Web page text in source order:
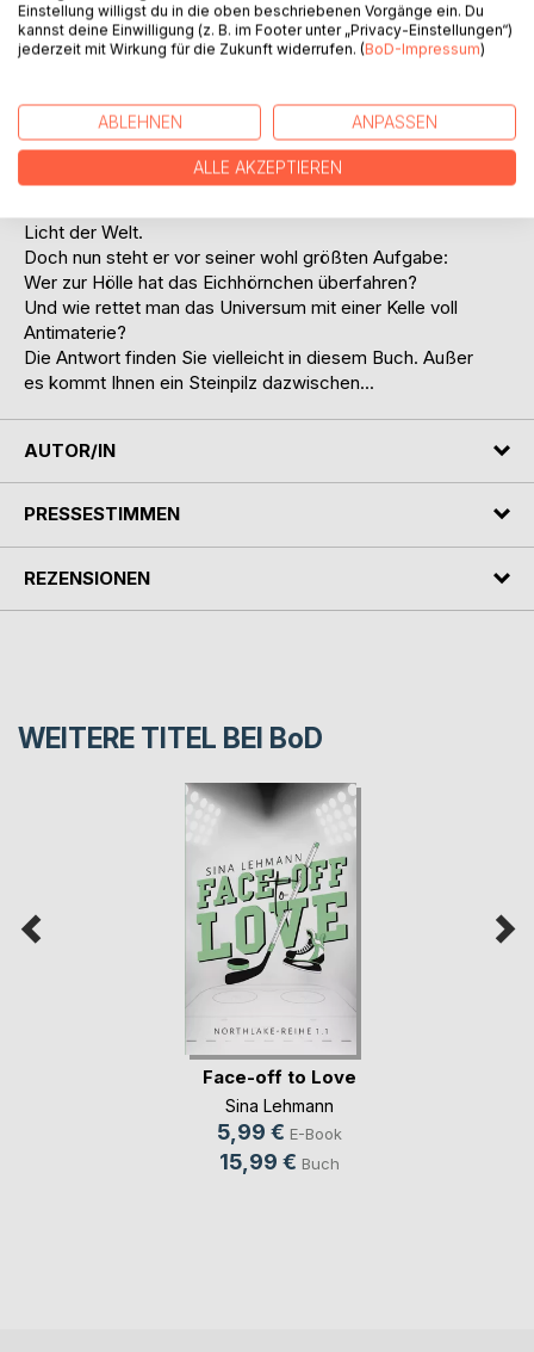
Herr Olafson hat schon vieles erreicht in seinem Leben:
Den 0,5ten Weltkrieg verhindert, Frühstück,
und das letzte Ahorn gesichtet. Er hat den Ayers Rock
rot gestrichen und das Bernsteinzimmer versteckt.
Herr Olafson gilt bis heute noch als einer der größten
Entdecker der Neuzeit.
Licht der Welt.
Doch nun steht er vor seiner wohl größten Aufgabe:
Wer zur Hölle hat das Eichhörnchen überfahren?
Und wie rettet man das Universum mit einer Kelle voll
Antimaterie?
Die Antwort finden Sie vielleicht in diesem Buch. Außer
es kommt Ihnen ein Steinpilz dazwischen...
AUTOR/IN
PRESSESTIMMEN
REZENSIONEN
WEITERE TITEL BEI BoD
Face-off to Love
Sina Lehmann
5,99 € E-Book
15,99 € Buch
Einstellung willigst du in die oben beschriebenen Vorgänge ein. Du
kannst deine Einwilligung (z. B. im Footer unter „Privacy-Einstellungen“)
jederzeit mit Wirkung für die Zukunft widerrufen. (BoD-Impressum)
ABLEHNEN ANPASSEN
ALLE AKZEPTIEREN